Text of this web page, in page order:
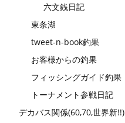
六文銭日記
東条湖
tweet-n-book釣果
お客様からの釣果
フィッシングガイド釣果
トーナメント参戦日記
デカバス関係(60,70,世界新!!)